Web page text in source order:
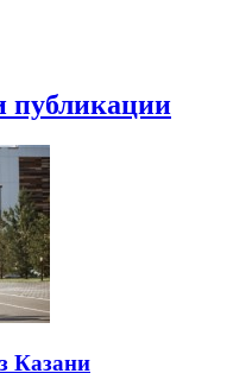
публикации
Казани